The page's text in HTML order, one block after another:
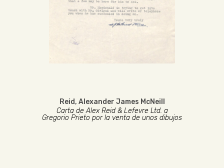
Reid, Alexander James McNeill
Carta de Alex Reid & Lefevre Ltd. a
Gregorio Prieto por la venta de unos dibujos